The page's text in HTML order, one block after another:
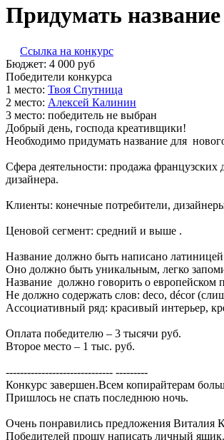
Придумать
Ссылка на конкурс
Бюджет: 4 000 руб
Победители конкурса
1 место: Т­воя С­пут­ни­ца
2 место: Алек­сей Ка­линин
3 место: победитель не выбран
Добрый день, господа креативщики!
Необходимо придумать название для
Сфера деятельности: продажа
дизайнера.
Клиенты: конечные потребители,
Ценовой сегмент: средний и выше .
Название должно быть написано
Оно должно быть уникальным, легко
Название должно говорить о европейском
Не должно содержать слов: deco, décor
Ассоциативный ряд: красивый интерьер,
Оплата победителю – 3 тысячи руб.
Второе место – 1 тыс. руб.
------------------------------ ---------
Конкурс завершен.Всем копирайтерам
Пришлось не спать последнюю ночь.
Очень понравились предложения Виталия
Победителей прошу написать личный